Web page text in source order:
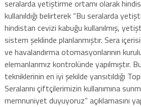
seralarda yetiştirme ortamı olarak
kullanıldığı belirterek “Bu seralarda
hindistan cevizi kabuğu kullanılmış,
sistem şeklinde planlanmıştır. Sera
ve havalandırma otomasyonlarının
elemanlarımız kontrolünde yapılmıştır.
tekniklerinin en iyi şekilde yansıtıldığı
Seralarını çiftçilerimizin kullanımına
memnuniyet duyuyoruz” açıklamasını